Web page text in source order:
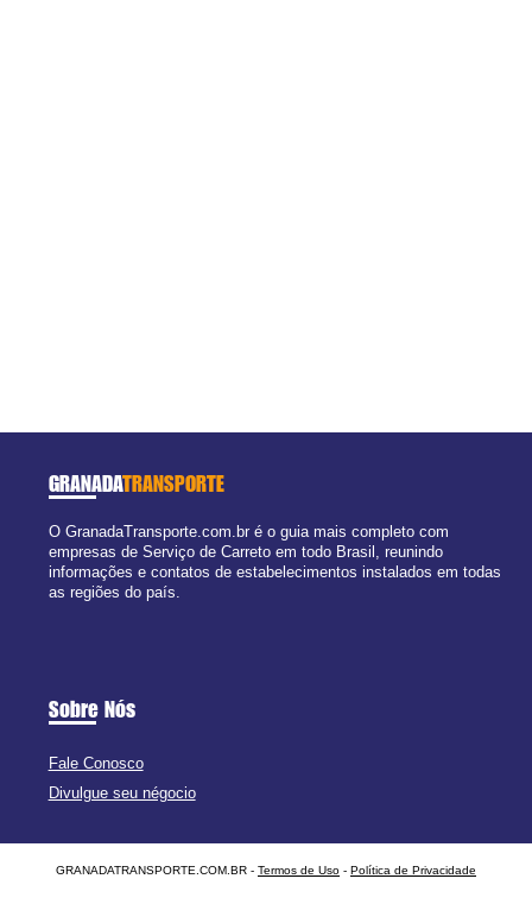
GRANADATRANSPORTE
O GranadaTransporte.com.br é o guia mais completo com
empresas de Serviço de Carreto em todo Brasil, reunindo
informações e contatos de estabelecimentos instalados em todas
as regiões do país.
Sobre Nós
Fale Conosco
Divulgue seu négocio
GRANADATRANSPORTE.COM.BR - Termos de Uso - Política de Privacidade